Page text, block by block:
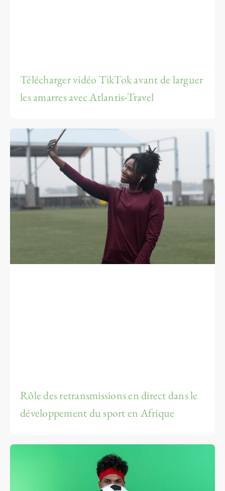
Télécharger vidéo TikTok avant de larguer
les amarres avec Atlantis-Travel
Rôle des retransmissions en direct dans le
développement du sport en Afrique